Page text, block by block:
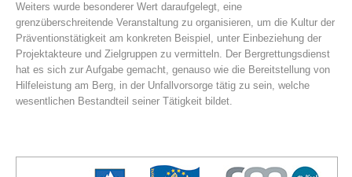
Bergrettungsstellen
Weiters wurde besonderer Wert daraufgelegt, eine
grenzüberschreitende Veranstaltung zu organisieren, um die Kultur der
Präventionstätigkeit am konkreten Beispiel, unter Einbeziehung der
Projektakteure und Zielgruppen zu vermitteln. Der Bergrettungsdienst
hat es sich zur Aufgabe gemacht, genauso wie die Bereitstellung von
Hilfeleistung am Berg, in der Unfallvorsorge tätig zu sein, welche
wesentlichen Bestandteil seiner Tätigkeit bildet.